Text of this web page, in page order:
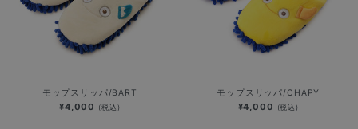
モップスリッパ/BART
¥4,000 (税込)
モップスリッパ/CHAPY
¥4,000 (税込)